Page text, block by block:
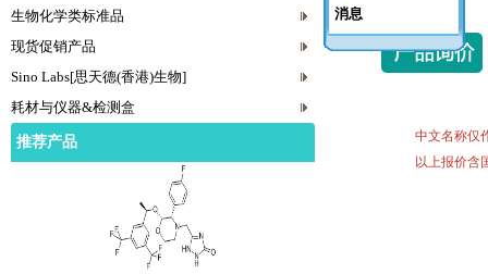
生物化学类标准品
现货促销产品
Sino Labs[思天德(香港)生物]
耗材与仪器&检测盒
推荐产品
阿法骨化醇
中文名称仅
以上报价含